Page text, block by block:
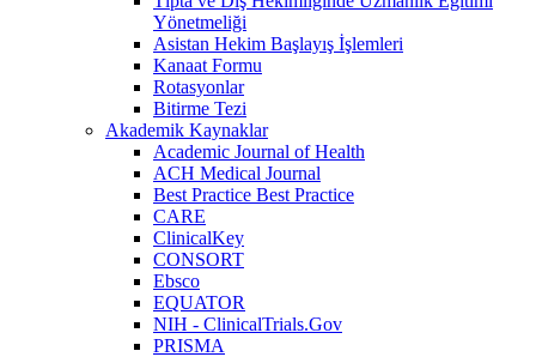
Yönetmeliği
Asistan Hekim Başlayış İşlemleri
Kanaat Formu
Rotasyonlar
Bitirme Tezi
Akademik Kaynaklar
Academic Journal of Health
ACH Medical Journal
Best Practice Best Practice
CARE
ClinicalKey
CONSORT
Ebsco
EQUATOR
NIH - ClinicalTrials.Gov
PRISMA